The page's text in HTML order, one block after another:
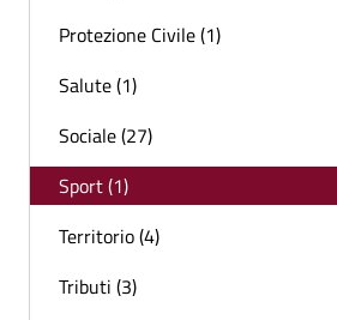
Protezione Civile (1)
Salute (1)
Sociale (27)
Sport (1)
Territorio (4)
Tributi (3)